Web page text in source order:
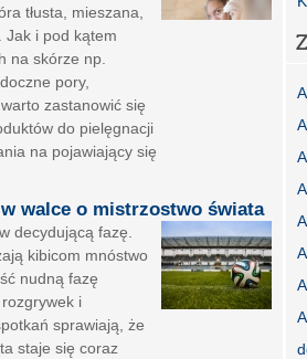
tłusta, mieszana,
Jak i pod kątem
na skórze np.
pory,
zastanowić się
do pielęgnacji
na pojawiający się
walce o mistrzostwo świata
decydującą fazę.
kibicom mnóstwo
nudną fazę
i
sprawiają, że
staje się coraz